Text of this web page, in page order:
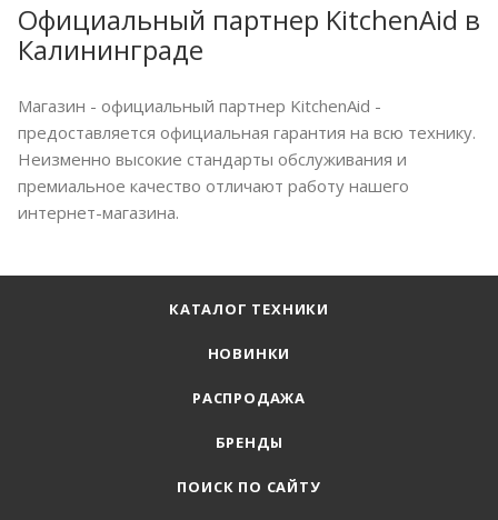
Официальный партнер KitchenAid в
Калининграде
Магазин - официальный партнер KitchenAid -
предоставляется официальная гарантия на всю технику.
Неизменно высокие стандарты обслуживания и
премиальное качество отличают работу нашего
интернет-магазина.
КАТАЛОГ ТЕХНИКИ
НОВИНКИ
РАСПРОДАЖА
БРЕНДЫ
ПОИСК ПО САЙТУ